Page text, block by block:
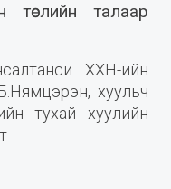
төслийн талаар
ХХН-ийн
хуульч
тухай хуулийн